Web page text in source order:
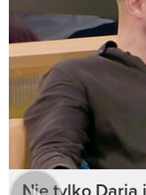
Nie tylko Daria